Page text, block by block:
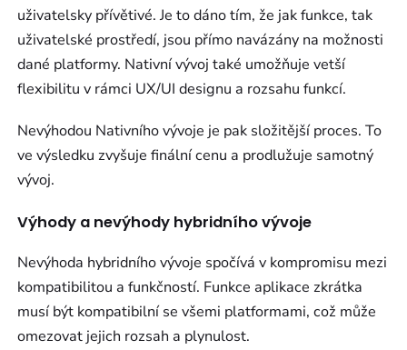
uživatelsky přívětivé. Je to dáno tím, že jak funkce, tak
uživatelské prostředí, jsou přímo navázány na možnosti
dané platformy. Nativní vývoj také umožňuje vetší
flexibilitu v rámci UX/UI designu a rozsahu funkcí.
Nevýhodou Nativního vývoje je pak složitější proces. To
ve výsledku zvyšuje finální cenu a prodlužuje samotný
vývoj.
Výhody a nevýhody hybridního vývoje
Nevýhoda hybridního vývoje spočívá v kompromisu mezi
kompatibilitou a funkčností. Funkce aplikace zkrátka
musí být kompatibilní se všemi platformami, což může
omezovat jejich rozsah a plynulost.